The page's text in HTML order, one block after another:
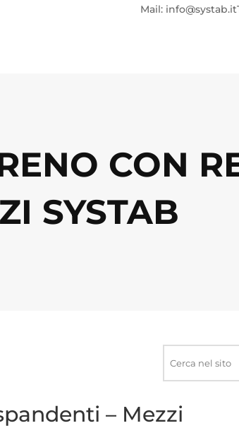
Mail: info@systab.it
CON
SYSTAB
– Mezzi